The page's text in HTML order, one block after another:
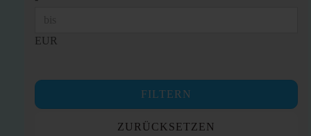
EUR
FILTERN
ZURÜCKSETZEN